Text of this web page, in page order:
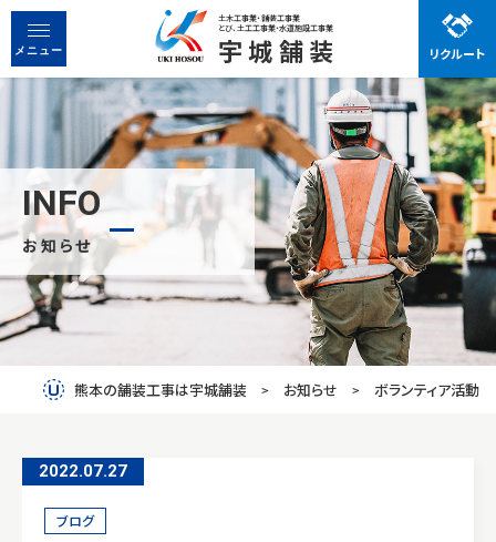
土木工事業・舗装工事業
とび、土工工事業・水道施設工事業
宇城舗装 リクルート
宇城舗装で働く魅力
先輩社員の声
INFO
お知らせ
熊本の舗装工事は宇城舗装 お知らせ ボランティア活動
2022.07.27
ブログ
メニュー
お知らせ
事業紹介
会社概要
先輩社員の声
働く魅力